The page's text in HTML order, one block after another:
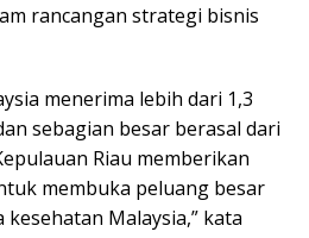
rancangan strategi bisnis
menerima lebih dari 1,3
sebagian besar berasal dari
Riau memberikan
membuka peluang besar
Malaysia,” kata